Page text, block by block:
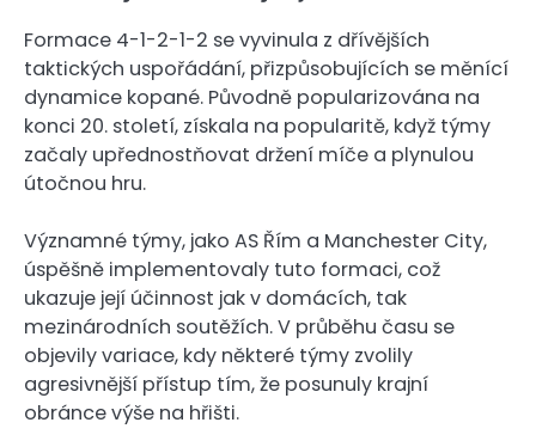
Formace 4-1-2-1-2 se vyvinula z dřívějších
taktických uspořádání, přizpůsobujících se měnící
dynamice kopané. Původně popularizována na
konci 20. století, získala na popularitě, když týmy
začaly upřednostňovat držení míče a plynulou
útočnou hru.
Významné týmy, jako AS Řím a Manchester City,
úspěšně implementovaly tuto formaci, což
ukazuje její účinnost jak v domácích, tak
mezinárodních soutěžích. V průběhu času se
objevily variace, kdy některé týmy zvolily
agresivnější přístup tím, že posunuly krajní
obránce výše na hřišti.